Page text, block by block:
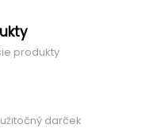
produkty
darček